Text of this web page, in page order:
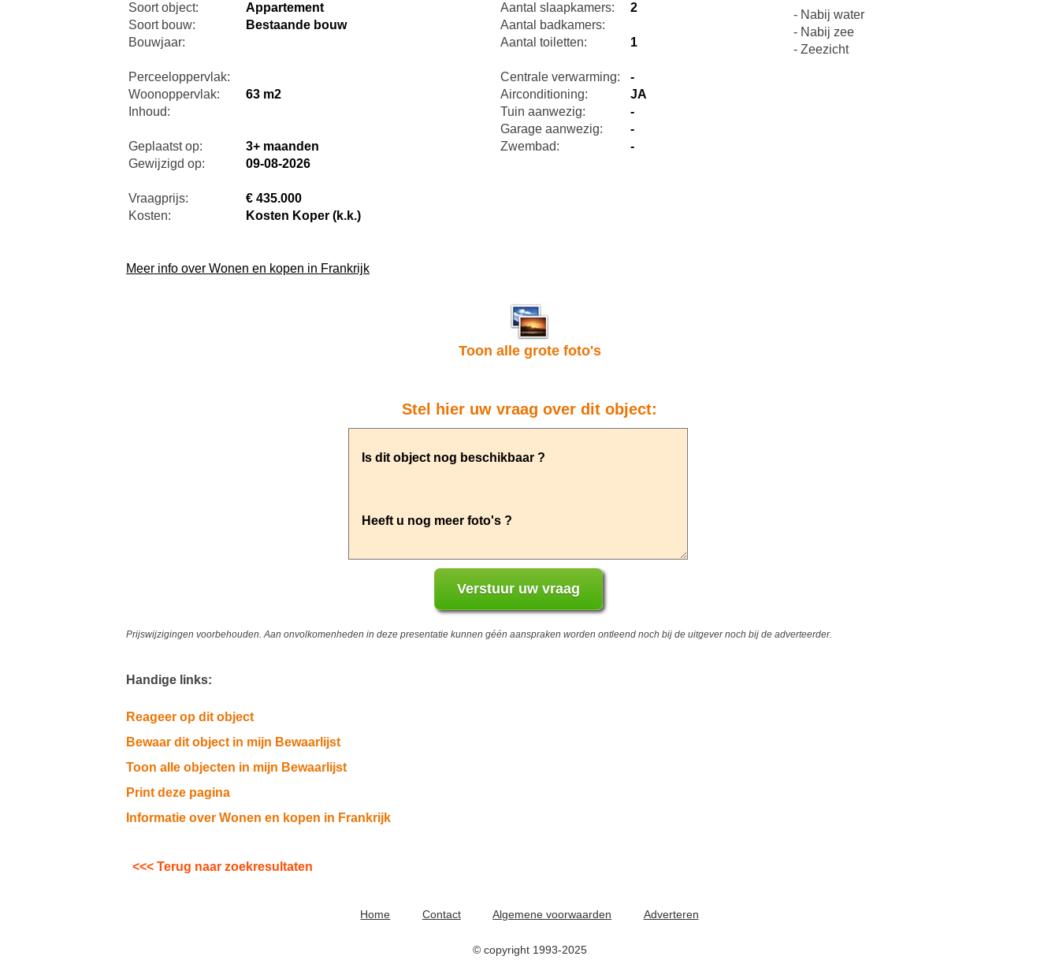
Soort object:
Appartement
Soort bouw:
Bestaande bouw
Bouwjaar:
Perceeloppervlak:
Woonoppervlak:
63 m2
Inhoud:
Geplaatst op:
3+ maanden
Gewijzigd op:
09-08-2026
Vraagprijs:
€ 435.000
Kosten:
Kosten Koper (k.k.)
Aantal slaapkamers:
2
Aantal badkamers:
Aantal toiletten:
1
Centrale verwarming:
-
Airconditioning:
JA
Tuin aanwezig:
-
Garage aanwezig:
-
Zwembad:
-
- Nabij water
- Nabij zee
- Zeezicht
Meer info over Wonen en kopen in Frankrijk
Toon alle grote foto's
Stel hier uw vraag over dit object:
Prijswijzigingen voorbehouden. Aan onvolkomenheden in deze presentatie kunnen géén aanspraken worden ontleend noch bij de uitgever noch bij de adverteerder.
Handige links:
Reageer op dit object
Bewaar dit object in mijn Bewaarlijst
Toon alle objecten in mijn Bewaarlijst
Print deze pagina
Informatie over Wonen en kopen in Frankrijk
<<< Terug naar zoekresultaten
Home Contact Algemene voorwaarden Adverteren
© copyright 1993-2025